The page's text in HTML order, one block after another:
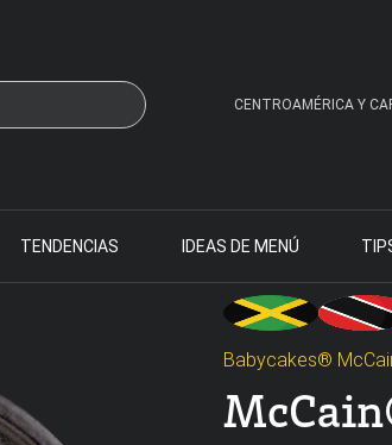
CENTROAMÉRICA Y
TENDENCIAS IDEAS DE MENÚ
Babycakes®